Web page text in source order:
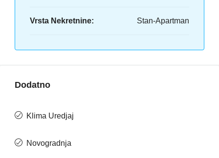
Vrsta Nekretnine: Stan-Apartman
Dodatno
Klima Uredjaj
Novogradnja